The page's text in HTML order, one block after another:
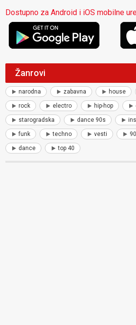
Dostupno za Android i iOS mobilne
Žanrovi
narodna zabavna house
rock electro hip-hop
starogradska dance 90s
funk techno vesti
dance top 40